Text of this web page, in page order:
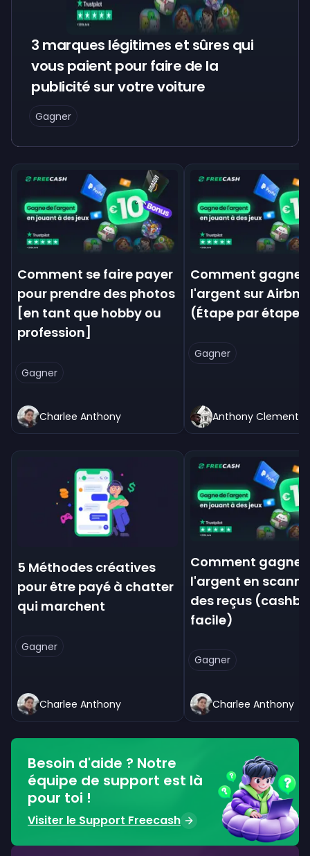
3 marques légitimes et sûres qui
vous paient pour faire de la
publicité sur votre voiture
Gagner
Comment se faire payer
pour prendre des photos
[en tant que hobby ou
profession]
Gagner
Charlee Anthony
Comment gagner
l'argent sur Airbnb
(Étape par étape)
Gagner
Anthony Clement
5 Méthodes créatives
pour être payé à chatter
qui marchent
Gagner
Charlee Anthony
Comment gagner
l'argent en
des reçus
facile)
Gagner
Charlee Anthony
Besoin d'aide ? Notre
équipe de support est là
pour toi !
Visiter le Support Freecash